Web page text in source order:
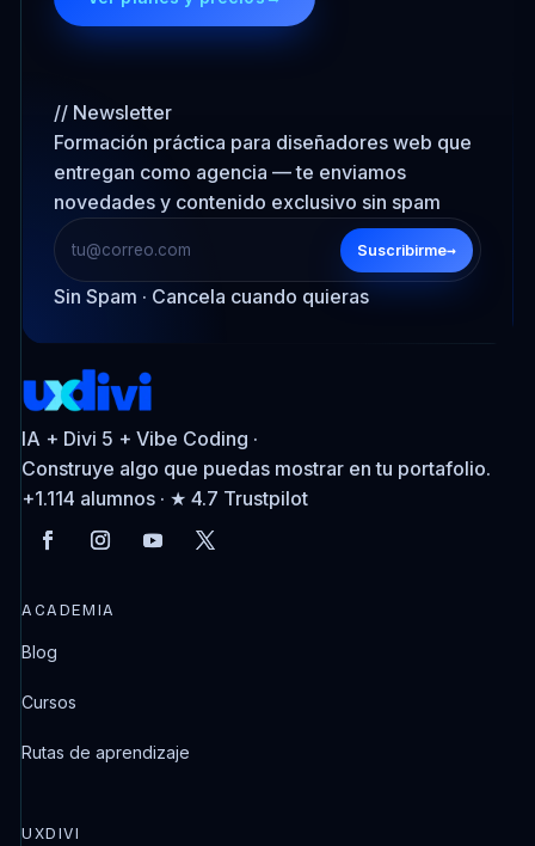
// Newsletter
Formación práctica para diseñadores web que
entregan como agencia — te enviamos
novedades y contenido exclusivo sin spam
Suscribirme→
Sin Spam · Cancela cuando quieras
IA + Divi 5 + Vibe Coding ·
Construye algo que puedas mostrar en tu portafolio.
+1.114 alumnos · ★ 4.7 Trustpilot
ACADEMIA
Blog
Cursos
Rutas de aprendizaje
UXDIVI